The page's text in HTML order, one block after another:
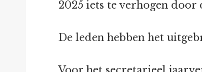
2025 iets te verhogen
De leden hebben het